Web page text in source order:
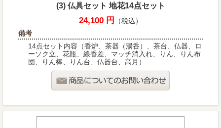
(3) 仏具セット 地花14点セット
24,100 円
（税込）
備考
14点セット内容（香炉、茶器（湯呑）、茶台、仏器、ロ
ーソク立、花瓶、線香差、マッチ消入れ、りん、りん布
団、りん棒、りん台、仏器台、高月）